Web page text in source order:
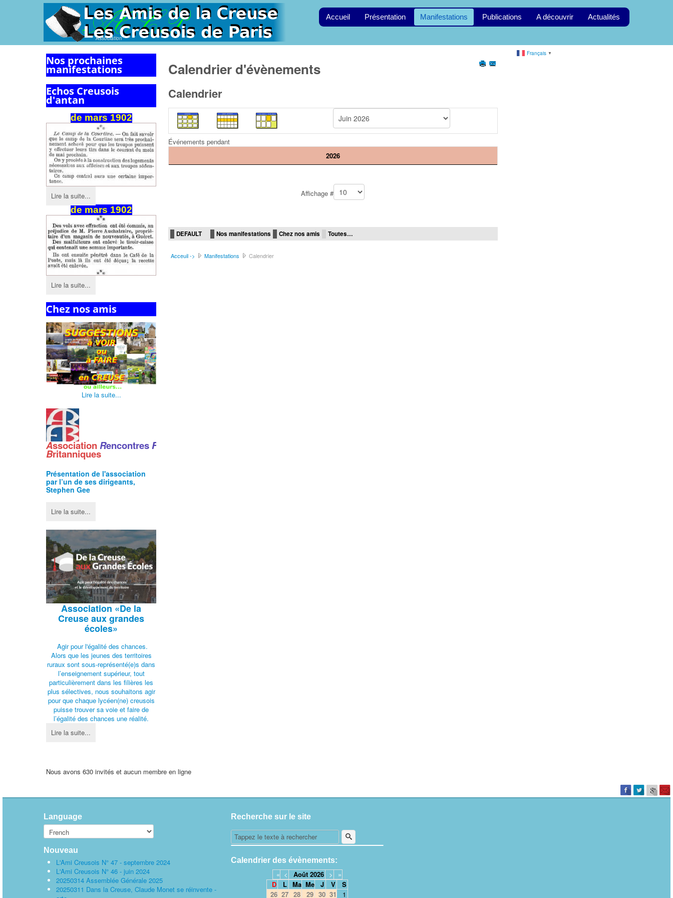
Association
Accueil Présentation Manifestations Publications A découvrir Actualités
Nos prochaines
manifestations
Echos Creusois
d'antan
de mars 1902
Lire la suite...
de mars 1902
Lire la suite...
Chez nos amis
Lire la suite...
AssociationRencontresF
Britanniques
Présentation de l'association
par l’un de ses dirigeants,
Stephen Gee
Lire la suite...
Association «De la
Creuse aux grandes
écoles»
Agir pour l'égalité des chances.
Alors que les jeunes des territoires
ruraux sont sous-représenté(e)s dans
l’enseignement supérieur, tout
particulièrement dans les filières les
plus sélectives, nous souhaitons agir
pour que chaque lycéen(ne) creusois
puisse trouver sa voie et faire de
l’égalité des chances une réalité.
Lire la suite...
Calendrier d'évènements
Calendrier
Événements pendant
2026
Affichage #
DEFAULT Nos manifestations Chez nos amis Toutes…
Acceuil -> Manifestations Calendrier
Français ▼
Nous avons 630 invités et aucun membre en ligne
Language
Nouveau
L'Ami Creusois N° 47 - septembre 2024
L'Ami Creusois N° 46 - juin 2024
20250314 Assemblée Générale 2025
20250311 Dans la Creuse, Claude Monet se réinvente -
Recherche sur le site
Calendrier des évènements:
« < Août 2026 >
»
D
L Ma Me J V
S
26 27 28 29 30 31 1